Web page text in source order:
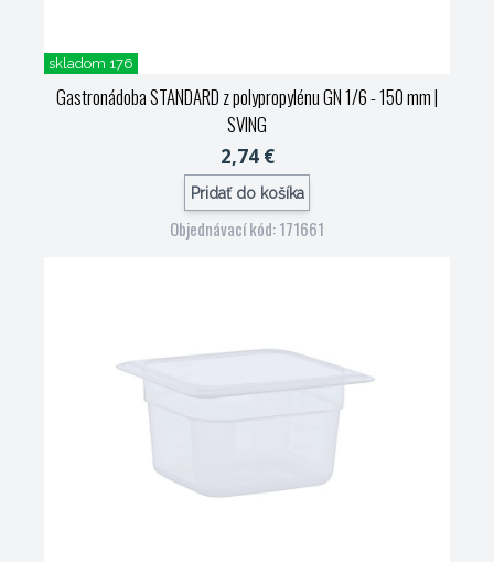
skladom 176
Gastronádoba STANDARD z polypropylénu GN 1/6 - 150 mm|
SVING
2,74 €
Pridať do košíka
Objednávací kód: 171661